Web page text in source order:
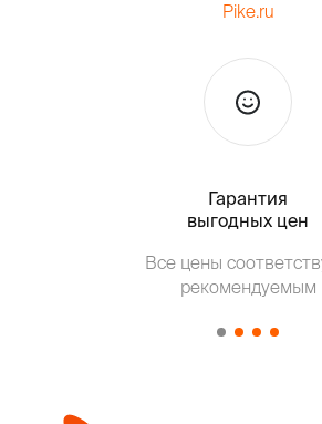
Pike.ru
Гарантия
выгодных цен
Все цены
рекомендуемым